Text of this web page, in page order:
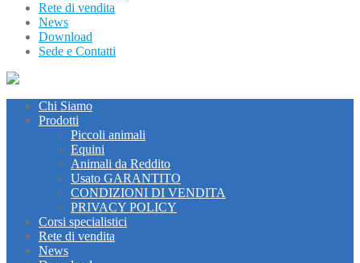
Rete di vendita
News
Download
Sede e Contatti
Chi Siamo
Prodotti
Piccoli animali
Equini
Animali da Reddito
Usato GARANTITO
CONDIZIONI DI VENDITA
PRIVACY POLICY
Corsi specialistici
Rete di vendita
News